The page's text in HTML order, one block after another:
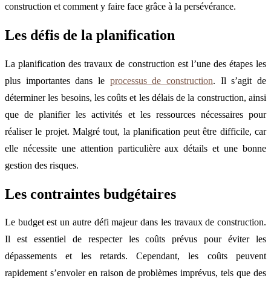
construction et comment y faire face grâce à la persévérance.
Les défis de la planification
La planification des travaux de construction est l’une des étapes les
plus importantes dans le processus de construction. Il s’agit de
déterminer les besoins, les coûts et les délais de la construction, ainsi
que de planifier les activités et les ressources nécessaires pour
réaliser le projet. Malgré tout, la planification peut être difficile, car
elle nécessite une attention particulière aux détails et une bonne
gestion des risques.
Les contraintes budgétaires
Le budget est un autre défi majeur dans les travaux de construction.
Il est essentiel de respecter les coûts prévus pour éviter les
dépassements et les retards. Cependant, les coûts peuvent
rapidement s’envoler en raison de problèmes imprévus, tels que des